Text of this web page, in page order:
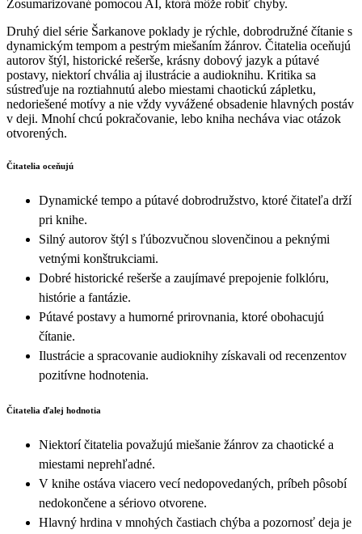
Zosumarizované pomocou AI, ktorá môže robiť chyby.
Druhý diel série Šarkanove poklady je rýchle, dobrodružné čítanie s
dynamickým tempom a pestrým miešaním žánrov. Čitatelia oceňujú
autorov štýl, historické rešerše, krásny dobový jazyk a pútavé
postavy, niektorí chvália aj ilustrácie a audioknihu. Kritika sa
sústreďuje na roztiahnutú alebo miestami chaotickú zápletku,
nedoriešené motívy a nie vždy vyvážené obsadenie hlavných postáv
v deji. Mnohí chcú pokračovanie, lebo kniha necháva viac otázok
otvorených.
Čitatelia oceňujú
Dynamické tempo a pútavé dobrodružstvo, ktoré čitateľa drží
pri knihe.
Silný autorov štýl s ľúbozvučnou slovenčinou a peknými
vetnými konštrukciami.
Dobré historické rešerše a zaujímavé prepojenie folklóru,
histórie a fantázie.
Pútavé postavy a humorné prirovnania, ktoré obohacujú
čítanie.
Ilustrácie a spracovanie audioknihy získavali od recenzentov
pozitívne hodnotenia.
Čitatelia ďalej hodnotia
Niektorí čitatelia považujú miešanie žánrov za chaotické a
miestami neprehľadné.
V knihe ostáva viacero vecí nedopovedaných, príbeh pôsobí
nedokončene a sériovo otvorene.
Hlavný hrdina v mnohých častiach chýba a pozornosť deja je